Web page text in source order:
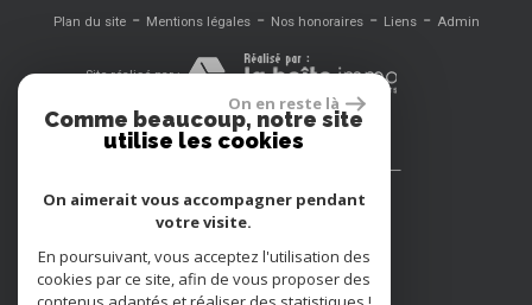
Plan du site- Mentions légales- Nos honoraires- Liens- Admin
Site réalisé par :
Espace propriétaires
Adhérents
On en reste là
Comme beaucoup, notre site
utilise les cookies
On aimerait vous accompagner pendant
votre visite.
En poursuivant, vous acceptez l'utilisation des
cookies par ce site, afin de vous proposer des